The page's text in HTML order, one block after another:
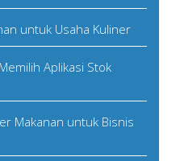
untuk Usaha Kuliner
Aplikasi Stok
Makanan untuk Bisnis